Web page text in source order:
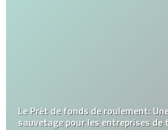
Le Prêt de fonds de roulement:
sauvetage pour les entreprises